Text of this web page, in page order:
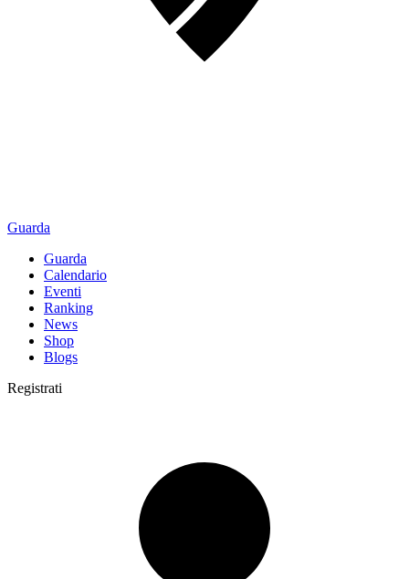
Guarda
Guarda
Calendario
Eventi
Ranking
News
Shop
Blogs
Registrati